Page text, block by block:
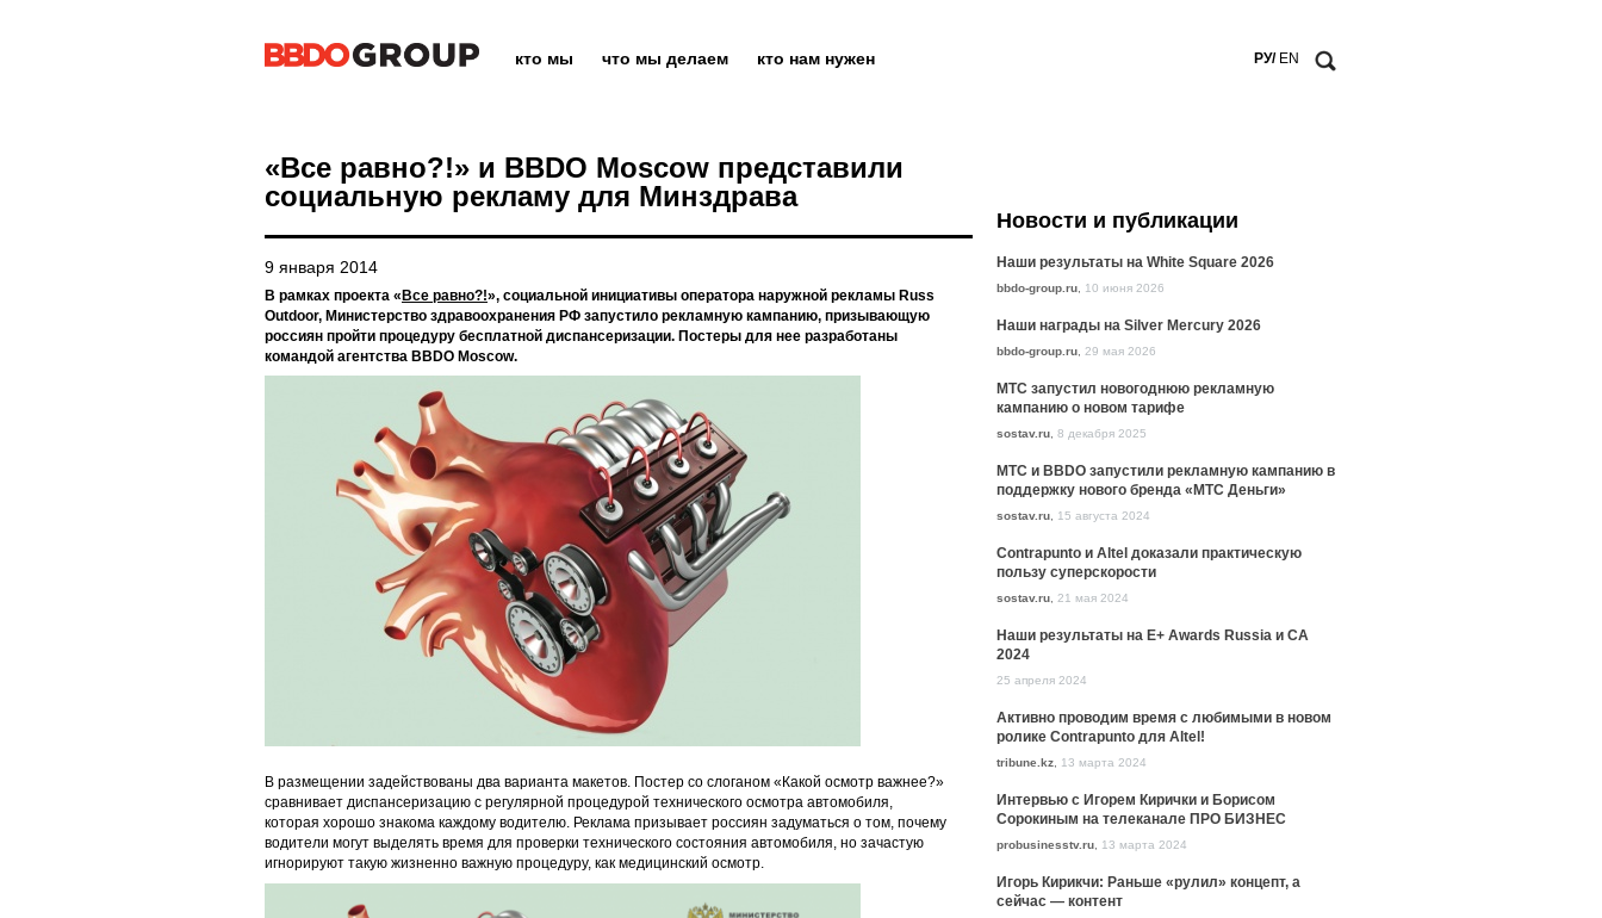
кто мы что мы делаем кто нам нужен РУ/ EN
«Все равно?!» и BBDO Moscow представили
социальную рекламу для Минздрава
9 января 2014
В рамках проекта « Все равно?!», социальной инициативы оператора наружной рекламы Russ
Outdoor, Министерство здравоохранения РФ запустило рекламную кампанию, призывающую
россиян пройти процедуру бесплатной диспансеризации. Постеры для нее разработаны
командой агентства BBDO Moscow.
В размещении задействованы два варианта макетов. Постер со слоганом «Какой осмотр важнее?»
сравнивает диспансеризацию с регулярной процедурой технического осмотра автомобиля,
которая хорошо знакома каждому водителю. Реклама призывает россиян задуматься о том, почему
водители могут выделять время для проверки технического состояния автомобиля, но зачастую
игнорируют такую жизненно важную процедуру, как медицинский осмотр.
Новости и публикации
Наши результаты на White Square 2026
bbdo-group.ru 10 июня 2026
Наши награды на Silver Mercury 2026
bbdo-group.ru 29 мая 2026
МТС запустил новогоднюю рекламную
кампанию о новом тарифе
sostav.ru 8 декабря 2025
МТС и BBDO запустили рекламную кампанию в
поддержку нового бренда «МТС Деньги»
sostav.ru 15 августа 2024
Contrapunto и Altel доказали практическую
пользу суперскорости
sostav.ru 21 мая 2024
Наши результаты на E+ Awards Russia и CA
2024
25 апреля 2024
Активно проводим время с любимыми в новом
ролике Contrapunto для Altel!
tribune.kz 13 марта 2024
Интервью с Игорем Кирички и Борисом
Сорокиным на телеканале ПРО БИЗНЕС
probusinesstv.ru 13 марта 2024
Игорь Кирикчи: Раньше «рулил» концепт, а
сейчас — контент